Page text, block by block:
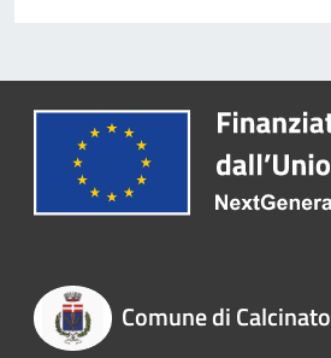
Comune di Calcinato